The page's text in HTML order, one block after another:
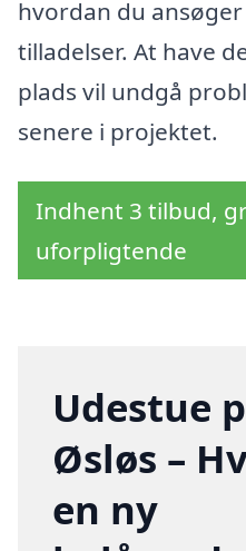
hvordan du
tilladelser. At have
plads vil undgå
senere i projektet.
Indhent 3 tilbud,
uforpligtende
Udestue
Øsløs –
en ny